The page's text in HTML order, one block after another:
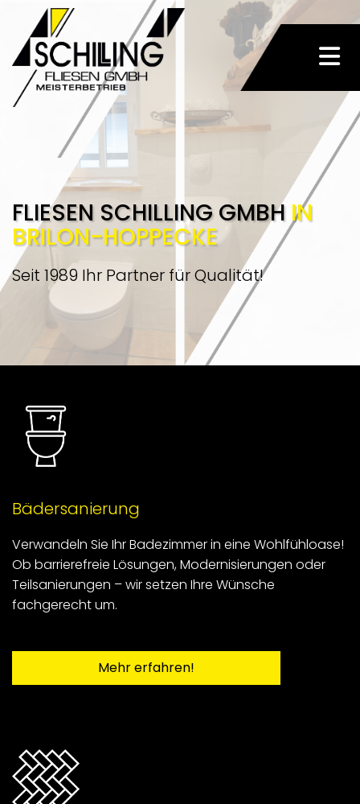
FLIESEN SCHILLING GMBH IN
BRILON-HOPPECKE
Seit 1989 Ihr Partner für Qualität!
Bädersanierung
Verwandeln Sie Ihr Badezimmer in eine Wohlfühloase!
Ob barrierefreie Lösungen, Modernisierungen oder
Teilsanierungen – wir setzen Ihre Wünsche
fachgerecht um.
Mehr erfahren!